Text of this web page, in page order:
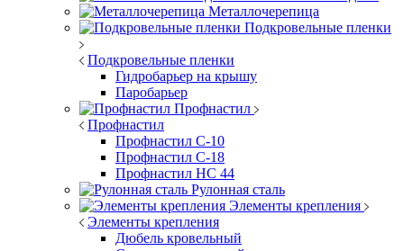
Металлочерепица
Подкровельные пленки
Подкровельные пленки
Гидробарьер на крышу
Паробарьер
Профнастил
Профнастил
Профнастил С-10
Профнастил С-18
Профнастил НС 44
Рулонная сталь
Элементы крепления
Элементы крепления
Дюбель кровельный